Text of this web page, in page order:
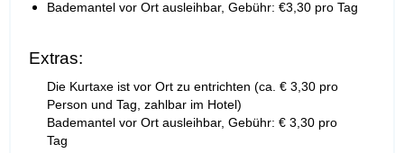
Bademantel vor Ort ausleihbar, Gebühr: €3,30 pro Tag
Extras:
Die Kurtaxe ist vor Ort zu entrichten (ca. € 3,30 pro
Person und Tag, zahlbar im Hotel)
Bademantel vor Ort ausleihbar, Gebühr: € 3,30 pro
Tag